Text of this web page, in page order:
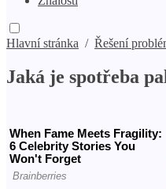
Hlavní stránka / Řešení
Jaká je spotřeba